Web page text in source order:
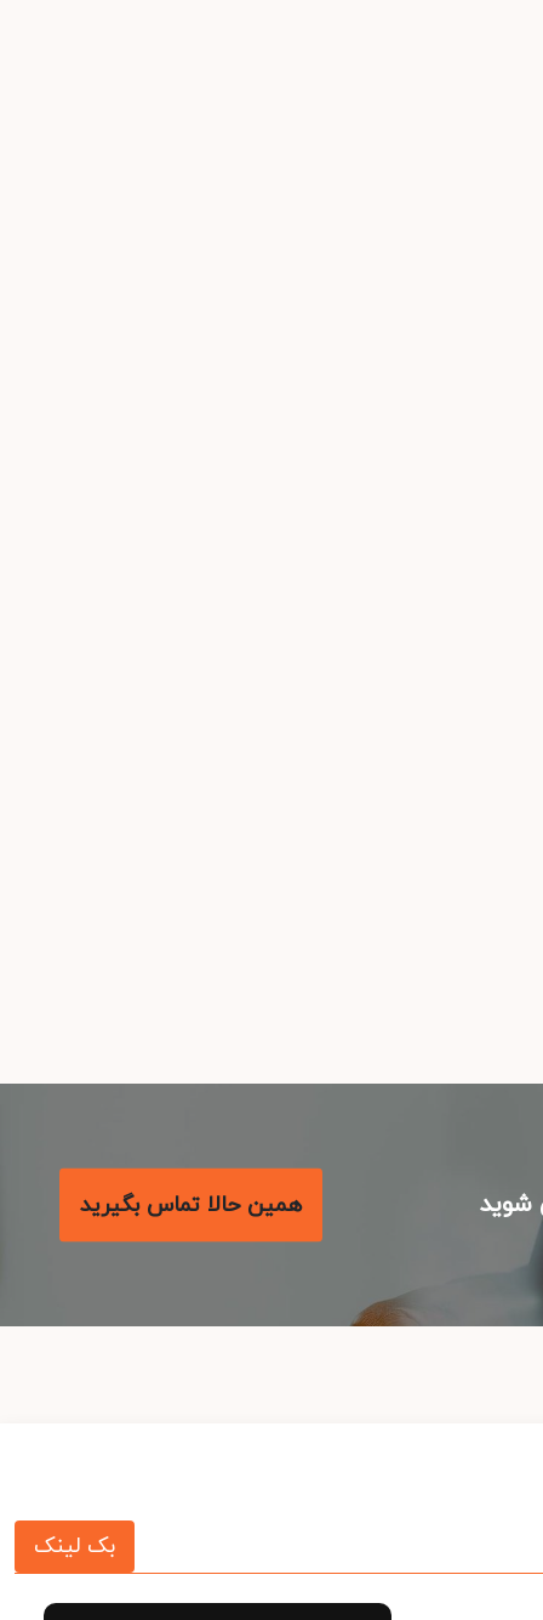
همین حالا تماس بگیرید
بک لینک